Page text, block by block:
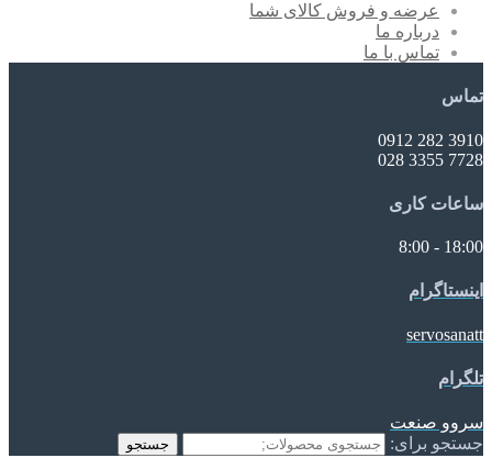
عرضه و فروش کالای شما
درباره ما
تماس با ما
تماس
3910 282 0912
7728 3355 028
ساعات کاری
18:00 - 8:00
اینستاگرام
servosanatt
تلگرام
سروو صنعت
جستجو برای:
جستجو